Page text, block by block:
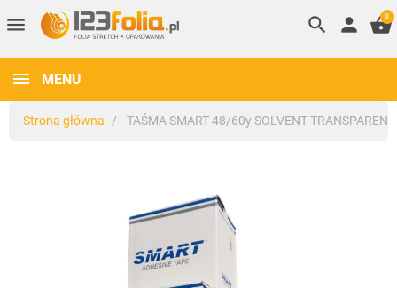
menu search person shopping_basket
0
MENU
Strona główna TAŚMA SMART 48/60y SOLVENT